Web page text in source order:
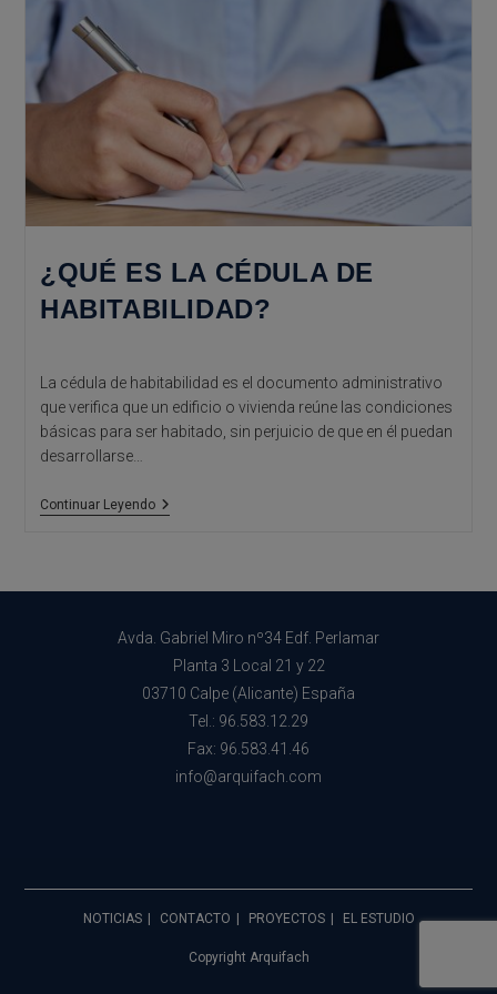
¿QUÉ ES LA CÉDULA DE
HABITABILIDAD?
La cédula de habitabilidad es el documento administrativo
que verifica que un edificio o vivienda reúne las condiciones
básicas para ser habitado, sin perjuicio de que en él puedan
desarrollarse…
Continuar Leyendo¿Qué
Habitabilidad?
Avda. Gabriel Miro nº34 Edf. Perlamar
Planta 3 Local 21 y 22
03710 Calpe (Alicante) España
Tel.: 96.583.12.29
Fax: 96.583.41.46
info@arquifach.com
NOTICIAS CONTACTO PROYECTOS EL ESTUDIO
Copyright Arquifach